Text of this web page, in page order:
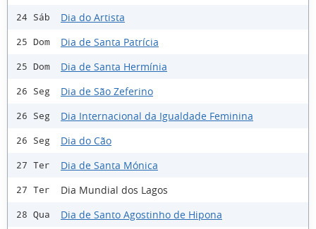
24 Sáb Dia do Artista
25 Dom Dia de Santa Patrícia
25 Dom Dia de Santa Hermínia
26 Seg Dia de São Zeferino
26 Seg Dia Internacional da Igualdade Feminina
26 Seg Dia do Cão
27 Ter Dia de Santa Mónica
27 Ter Dia Mundial dos Lagos
28 Qua Dia de Santo Agostinho de Hipona